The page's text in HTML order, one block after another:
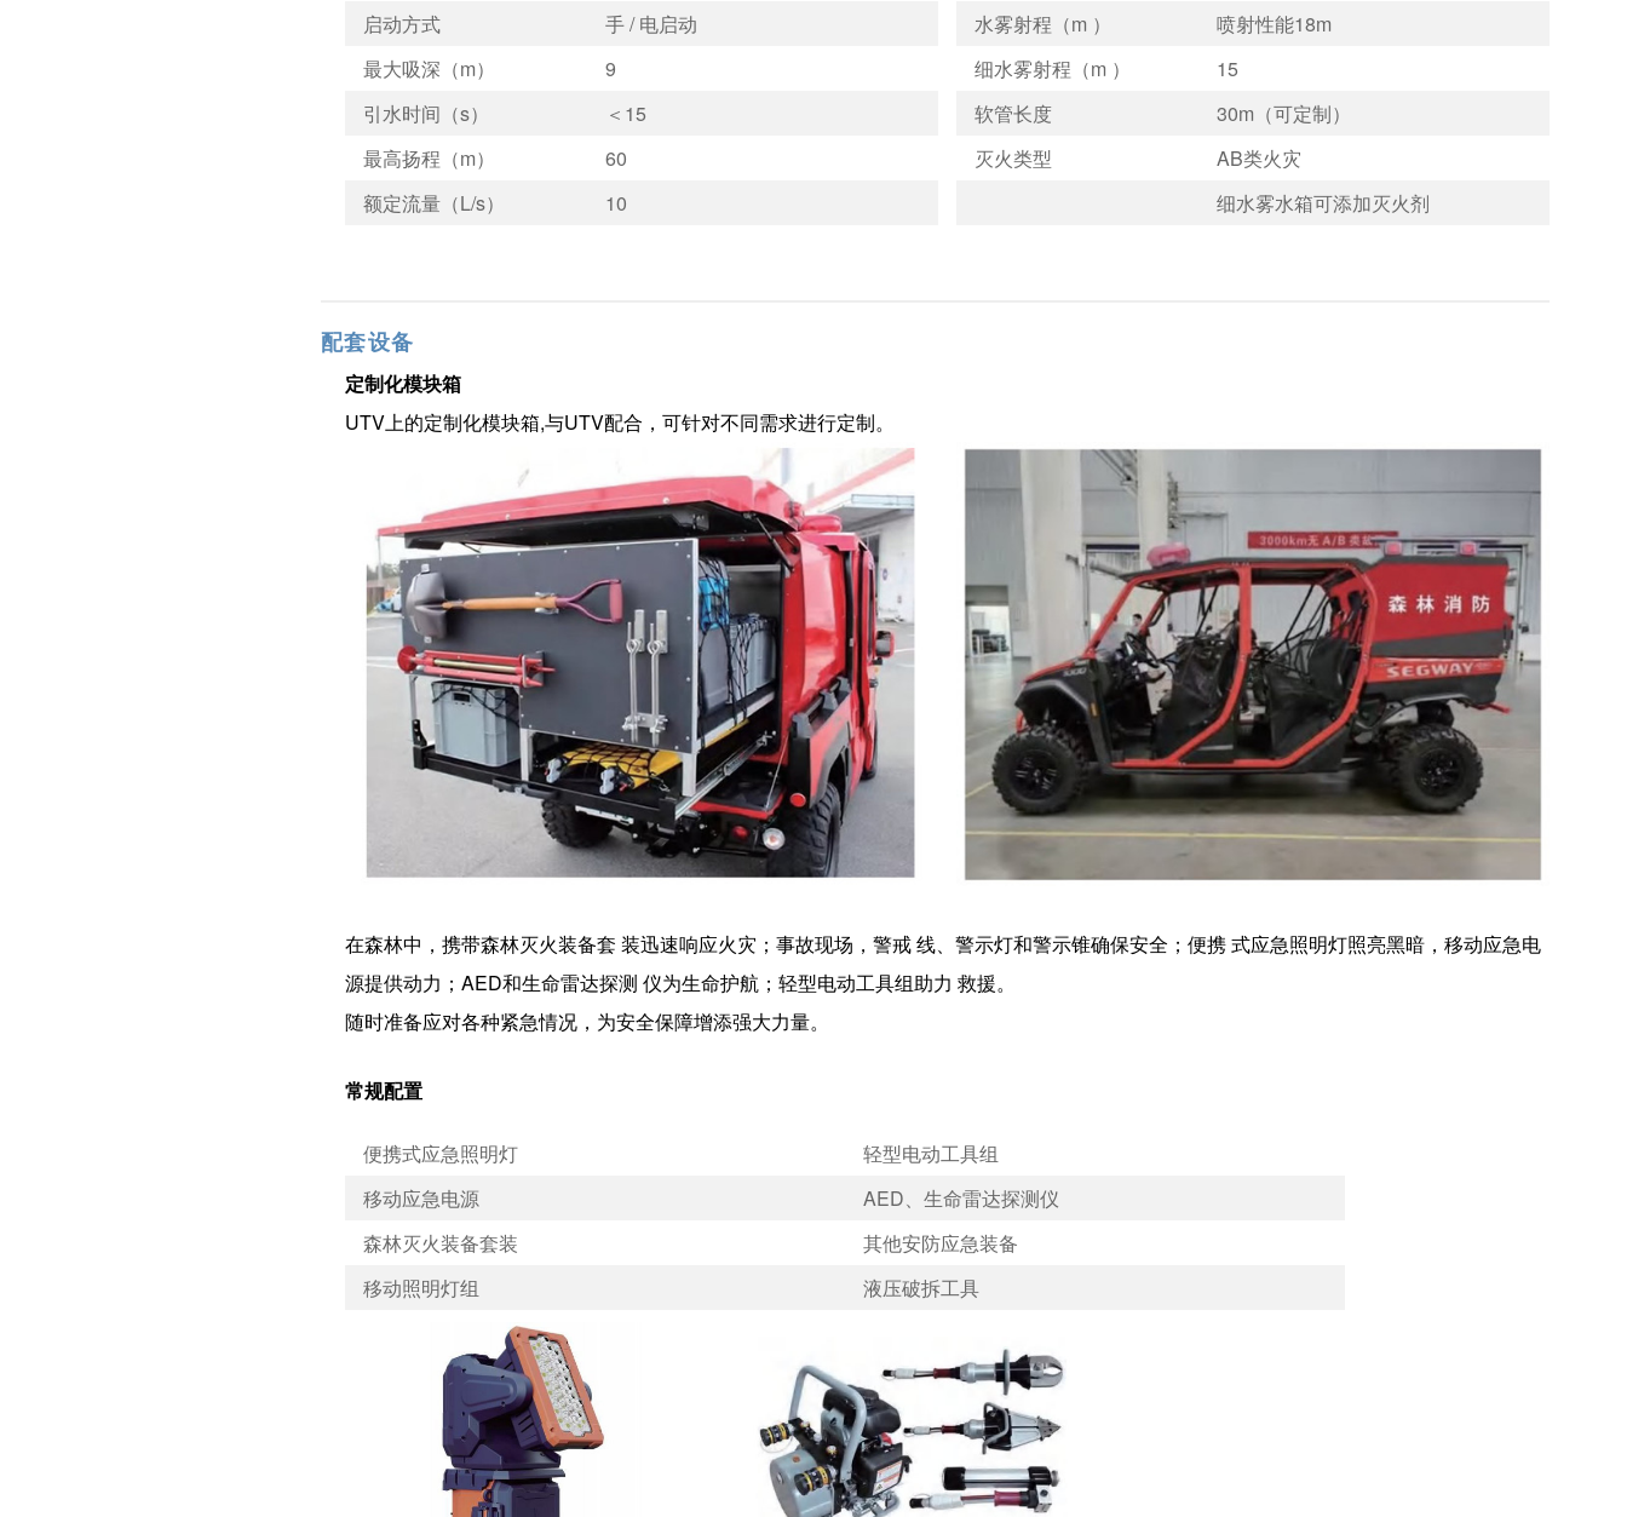
启动方式
手 / 电启动
最大吸深（m）
9
引水时间（s）
＜15
最高扬程（m）
60
额定流量（L/s）
10
水雾射程（m ）
喷射性能18m
细水雾射程（m ）
15
软管长度
30m（可定制）
灭火类型
AB类火灾
细水雾水箱可添加灭火剂
配套设备
定制化模块箱
UTV上的定制化模块箱,与UTV配合，可针对不同需求进行定制。
在森林中，携带森林灭火装备套 装迅速响应火灾；事故现场，警戒 线、警示灯和警示锥确保安全；便携 式应急照明灯照亮黑暗，移动应急电
源提供动力；AED和生命雷达探测 仪为生命护航；轻型电动工具组助力 救援。
随时准备应对各种紧急情况，为安全保障增添强大力量。
常规配置
便携式应急照明灯
轻型电动工具组
移动应急电源
AED、生命雷达探测仪
森林灭火装备套装
其他安防应急装备
移动照明灯组
液压破拆工具